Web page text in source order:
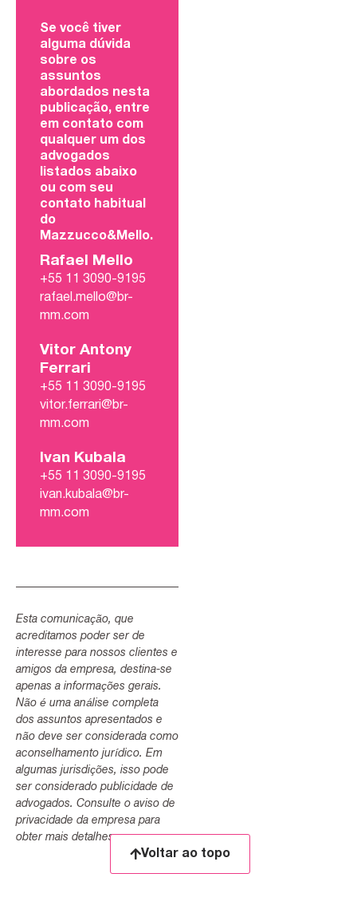
Se você tiver
alguma dúvida
sobre os
assuntos
abordados nesta
publicação, entre
em contato com
qualquer um dos
advogados
listados abaixo
ou com seu
contato habitual
do
Mazzucco&Mello.
Rafael Mello
+55 11 3090-9195
rafael.mello@br-
mm.com
Vitor Antony
Ferrari
+55 11 3090-9195
vitor.ferrari@br-
mm.com
Ivan Kubala
+55 11 3090-9195
ivan.kubala@br-
mm.com
Esta comunicação, que
acreditamos poder ser de
interesse para nossos clientes e
amigos da empresa, destina-se
apenas a informações gerais.
Não é uma análise completa
dos assuntos apresentados e
não deve ser considerada como
aconselhamento jurídico. Em
algumas jurisdições, isso pode
ser considerado publicidade de
advogados. Consulte o aviso de
privacidade da empresa para
obter mais detalhes.
Voltar ao topo